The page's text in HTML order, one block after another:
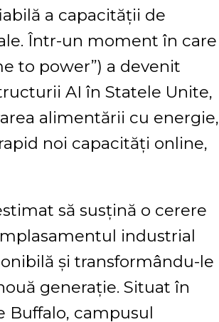
a capacității de
Într-un moment în care
to power”) a devenit
AI în Statele Unite,
alimentării cu energie,
noi capacități online,
să susțină o cerere
industrial
și transformându-le
generație. Situat în
Buffalo, campusul